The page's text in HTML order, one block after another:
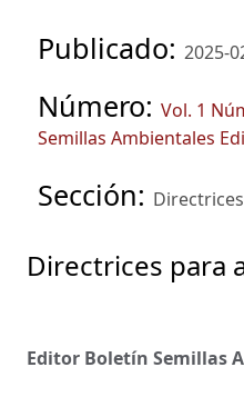
Publicado: 2025-
Número: Vol. 1
Semillas Ambientales
Sección:
Directrices para
Editor Boletín Semillas